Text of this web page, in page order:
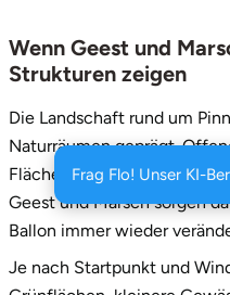
Wenn Geest und
Strukturen zeigen
Die Landschaft rund um
Naturräumen geprägt.
Flächen, Flussniederungen
Geest und Marsch sorgen
Ballon immer wieder
Je nach Startpunkt und
Frag Flo! Unser KI-